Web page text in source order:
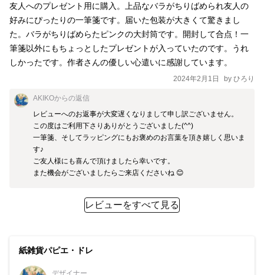
友人へのプレゼント用に購入。上品なバラがちりばめられ友人の
好みにぴったりの一筆箋です。届いた包装が大きくて驚きまし
た。バラがちりばめらたピンクの大封筒です。開封して合点！一
筆箋以外にもちょっとしたプレゼントが入っていたのです。うれ
しかったです。作者さんの優しい心遣いに感謝しています。
2024年2月1日 by ひろり
AKIKOからの返信
レビューへのお返事が大変遅くなりまして申し訳ございません。
この度はご利用下さりありがとうございました(^^)
一筆箋、そしてラッピングにもお褒めのお言葉を頂き嬉しく思いま
す♪
ご友人様にも喜んで頂けましたら幸いです。
また機会がございましたらご来店くださいね 😊
レビューをすべて見る
紙雑貨パピエ・ドレ